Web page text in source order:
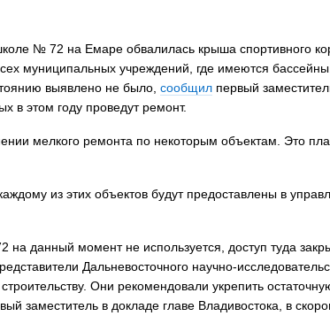
№ 72 на Емаре обвалилась крыша спортивного
муниципальных учреждений, где имеются
выявлено не было, сообщил первый
в этом году проведут ремонт.
мелкого ремонта по некоторым объектам. Это
из этих объектов будут предоставлены в
данный момент не используется, доступ туда
Дальневосточного научно-
строительству. Они рекомендовали укрепить
заместитель в докладе главе Владивостока, в